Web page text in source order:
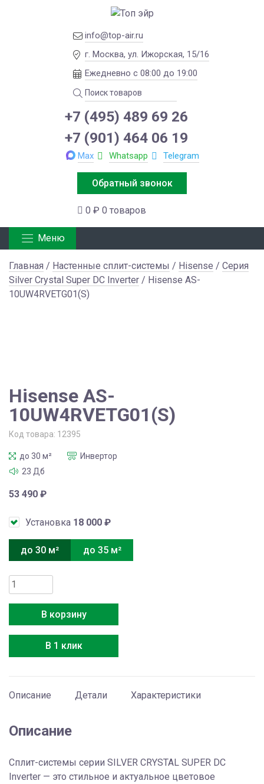
info@top-air.ru
г. Москва, ул. Ижорская, 15/16
Ежедневно с 08:00 до 19:00
+7 (495) 489 69 26
+7 (901) 464 06 19
Max Whatsapp Telegram
Обратный звонок
0 ₽ 0 товаров
Меню
Главная / Настенные сплит-системы / Hisense / Серия
Silver Crystal Super DC Inverter / Hisense AS-
10UW4RVETG01(S)
Hisense AS-
10UW4RVETG01(S)
Код товара: 12395
до 30 м²
Инвертор
23 Дб
53 490 ₽
Установка 18 000 ₽
до 30 м² до 35 м²
Количество
товара
Hisense
AS-
10UW4RVETG01(S)
В корзину
В 1 клик
Описание Детали Характеристики
Описание
Сплит-системы серии SILVER CRYSTAL SUPER DC
Inverter — это cтильное и актуальное цветовое